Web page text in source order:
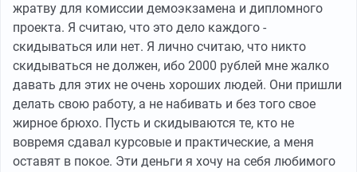
жратву для комиссии демоэкзамена и дипломного
проекта. Я считаю, что это дело каждого -
скидываться или нет. Я лично считаю, что никто
скидываться не должен, ибо 2000 рублей мне жалко
давать для этих не очень хороших людей. Они пришли
делать свою работу, а не набивать и без того свое
жирное брюхо. Пусть и скидываются те, кто не
вовремя сдавал курсовые и практические, а меня
оставят в покое. Эти деньги я хочу на себя любимого